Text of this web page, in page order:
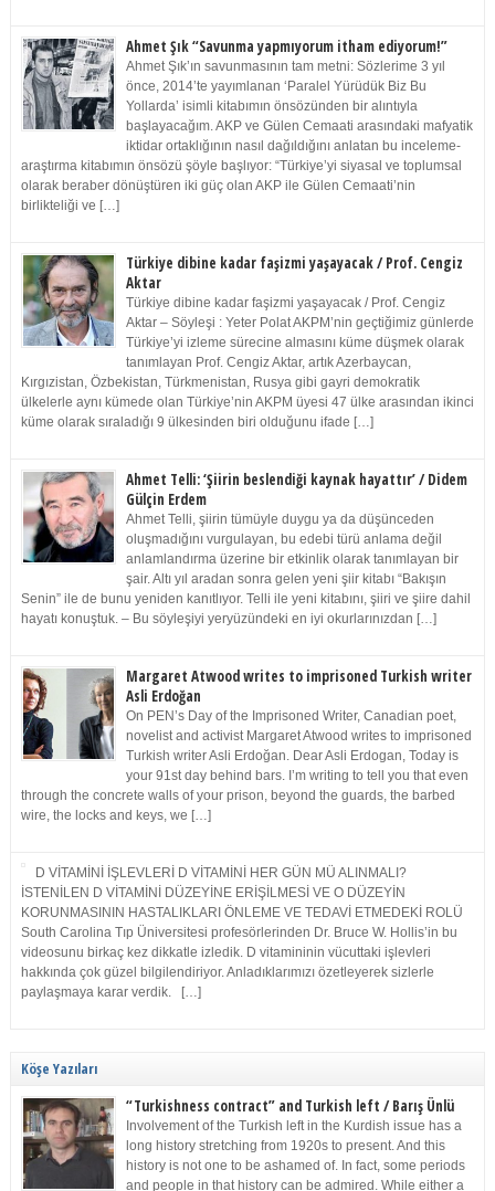
Ahmet Şık “Savunma yapmıyorum itham ediyorum!”
Ahmet Şık’ın savunmasının tam metni: Sözlerime 3 yıl
önce, 2014’te yayımlanan ‘Paralel Yürüdük Biz Bu
Yollarda’ isimli kitabımın önsözünden bir alıntıyla
başlayacağım. AKP ve Gülen Cemaati arasındaki mafyatik
iktidar ortaklığının nasıl dağıldığını anlatan bu inceleme-
araştırma kitabımın önsözü şöyle başlıyor: “Türkiye’yi siyasal ve toplumsal
olarak beraber dönüştüren iki güç olan AKP ile Gülen Cemaati’nin
birlikteliği ve […]
Türkiye dibine kadar faşizmi yaşayacak / Prof. Cengiz
Aktar
Türkiye dibine kadar faşizmi yaşayacak / Prof. Cengiz
Aktar – Söyleşi : Yeter Polat AKPM’nin geçtiğimiz günlerde
Türkiye’yi izleme sürecine almasını küme düşmek olarak
tanımlayan Prof. Cengiz Aktar, artık Azerbaycan,
Kırgızistan, Özbekistan, Türkmenistan, Rusya gibi gayri demokratik
ülkelerle aynı kümede olan Türkiye’nin AKPM üyesi 47 ülke arasından ikinci
küme olarak sıraladığı 9 ülkesinden biri olduğunu ifade […]
Ahmet Telli: ‘Şiirin beslendiği kaynak hayattır’ / Didem
Gülçin Erdem
Ahmet Telli, şiirin tümüyle duygu ya da düşünceden
oluşmadığını vurgulayan, bu edebi türü anlama değil
anlamlandırma üzerine bir etkinlik olarak tanımlayan bir
şair. Altı yıl aradan sonra gelen yeni şiir kitabı “Bakışın
Senin” ile de bunu yeniden kanıtlıyor. Telli ile yeni kitabını, şiiri ve şiire dahil
hayatı konuştuk. – Bu söyleşiyi yeryüzündeki en iyi okurlarınızdan […]
Margaret Atwood writes to imprisoned Turkish writer
Asli Erdoğan
On PEN’s Day of the Imprisoned Writer, Canadian poet,
novelist and activist Margaret Atwood writes to imprisoned
Turkish writer Asli Erdoğan. Dear Asli Erdogan, Today is
your 91st day behind bars. I’m writing to tell you that even
through the concrete walls of your prison, beyond the guards, the barbed
wire, the locks and keys, we […]
D VİTAMİNİ İŞLEVLERİ D VİTAMİNİ HER GÜN MÜ ALINMALI?
İSTENİLEN D VİTAMİNİ DÜZEYİNE ERİŞİLMESİ VE O DÜZEYİN
KORUNMASININ HASTALIKLARI ÖNLEME VE TEDAVİ ETMEDEKİ ROLÜ
South Carolina Tıp Üniversitesi profesörlerinden Dr. Bruce W. Hollis’in bu
videosunu birkaç kez dikkatle izledik. D vitamininin vücuttaki işlevleri
hakkında çok güzel bilgilendiriyor. Anladıklarımızı özetleyerek sizlerle
paylaşmaya karar verdik. […]
Köşe Yazıları
“Turkishness contract” and Turkish left / Barış Ünlü
Involvement of the Turkish left in the Kurdish issue has a
long history stretching from 1920s to present. And this
history is not one to be ashamed of. In fact, some periods
and people in that history can be admired. While either a